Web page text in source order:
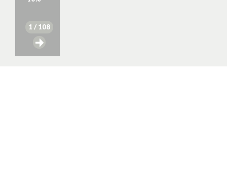
1 / 108